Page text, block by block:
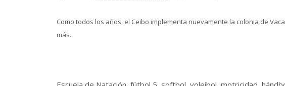
Como todos los años, el Ceibo implementa nuevamente la colonia de
más.